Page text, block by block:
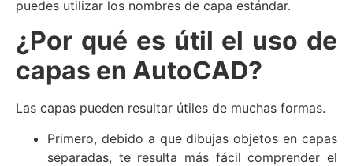
puedes utilizar los nombres de capa estándar.
¿Por qué es útil el uso de
capas en AutoCAD?
Las capas pueden resultar útiles de muchas formas.
Primero, debido a que dibujas objetos en capas
separadas, te resulta más fácil comprender el